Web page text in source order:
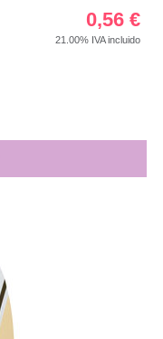
0,56 €
21.00% IVA incluido